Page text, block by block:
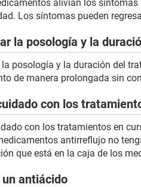
alivian los
Los síntomas pueden
la posología y la
la posología y la duración del
de manera prolongada sin
con los
con los tratamientos en
antirreflujo no
que está en la caja de los
un antiácido